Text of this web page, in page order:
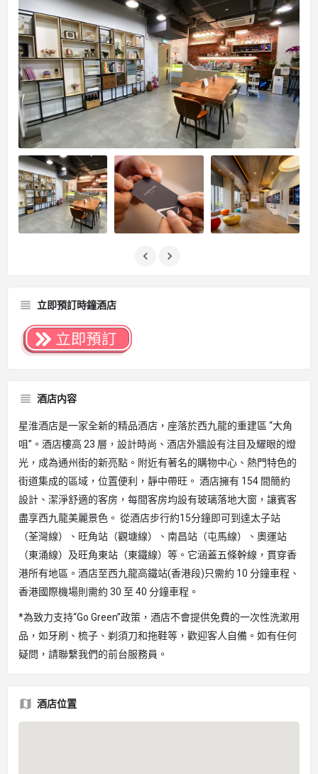
立即預訂時鐘酒店
酒店内容
星淮酒店是一家全新的精品酒店，座落於西九龍的重建區 “大角
咀”。酒店樓高 23 層，設計時尚、酒店外牆設有注目及耀眼的燈
光，成為通州街的新亮點。附近有著名的購物中心、熱門特色的
街道集成的區域，位置便利，靜中帶旺。 酒店擁有 154 間簡約
設計、潔淨舒適的客房，每間客房均設有玻璃落地大窗，讓賓客
盡享西九龍美麗景色。 從酒店步行約15分鐘即可到達太子站
（荃灣線）、旺角站（觀塘線）、南昌站（屯馬線）、奧運站
（東涌線）及旺角東站（東鐵線）等。它涵蓋五條幹線，貫穿香
港所有地區。酒店至西九龍高鐵站(香港段)只需約 10 分鐘車程、
香港國際機場則需約 30 至 40 分鐘車程。
*為致力支持“Go Green”政策，酒店不會提供免費的一次性洗漱用
品，如牙刷、梳子、剃須刀和拖鞋等，歡迎客人自備。如有任何
疑問，請聯繫我們的前台服務員。
酒店位置